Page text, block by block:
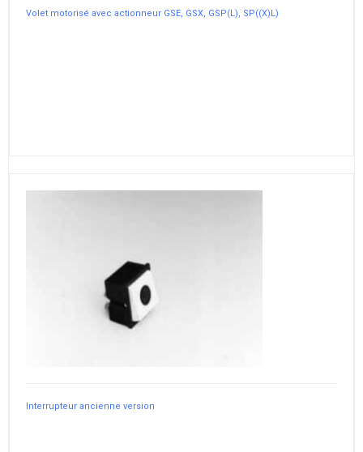
Volet motorisé avec actionneur GSE, GSX, GSP(L), SP((X)L)
Interrupteur ancienne version